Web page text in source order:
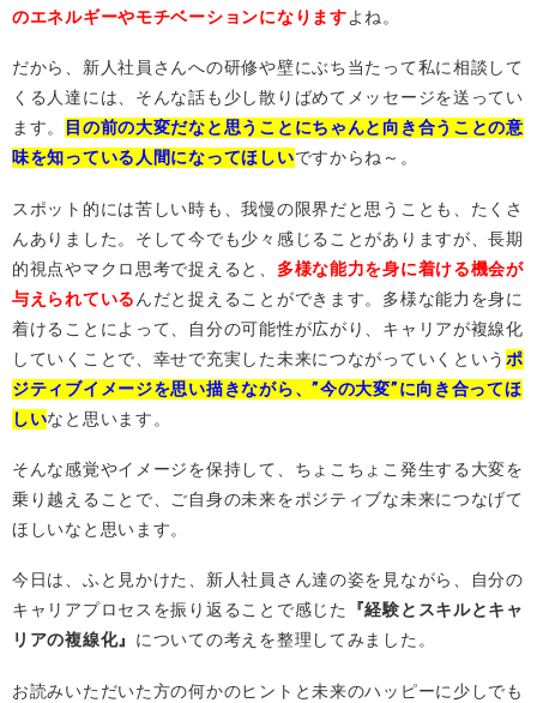
のエネルギーやモチベーションになりますよね。
だから、新人社員さんへの研修や壁にぶち当たって私に相談して
くる人達には、そんな話も少し散りばめてメッセージを送ってい
ます。
目の前の大変だなと思うことにちゃんと向き合うことの意
味を知っている人間になってほしいですからね～。
スポット的には苦しい時も、我慢の限界だと思うことも、たくさ
んありました。そして今でも少々感じることがありますが、長期
的視点やマクロ思考で捉えると、 多様な能力を身に着ける機会が
与えられているんだと捉えることができます。多様な能力を身に
着けることによって、自分の可能性が広がり、キャリアが複線化
していくことで、幸せで充実した未来につながっていくというポ
ジティブイメージを思い描きながら、”今の大変”に向き合ってほ
しいなと思います。
そんな感覚やイメージを保持して、ちょこちょこ発生する大変を
乗り越えることで、ご自身の未来をポジティブな未来につなげて
ほしいなと思います。
今日は、ふと見かけた、新人社員さん達の姿を見ながら、自分の
キャリアプロセスを振り返ることで感じた
『経験とスキルとキャ
リアの複線化』 についての考えを整理してみました。
お読みいただいた方の何かのヒントと未来のハッピーに少しでも